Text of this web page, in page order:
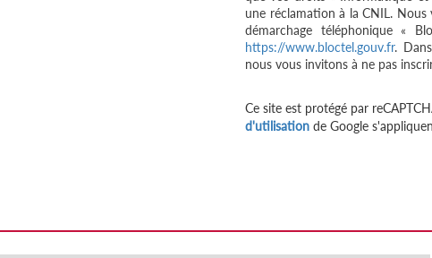
une réclamation à la CNIL.
démarchage téléphonique «
https://www.bloctel.gouv.fr.
nous vous invitons à ne pas
Ce site est protégé par
d'utilisation de Google